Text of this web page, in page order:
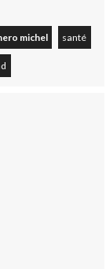
michel santé